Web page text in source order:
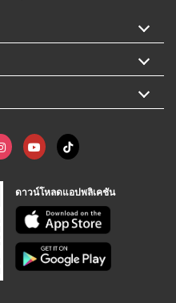
ดาวน์โหลดแอปพลิเคชัน